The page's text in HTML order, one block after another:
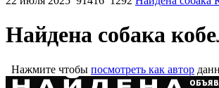
Найдена собака
Нажмите чтобы посмотреть как автор